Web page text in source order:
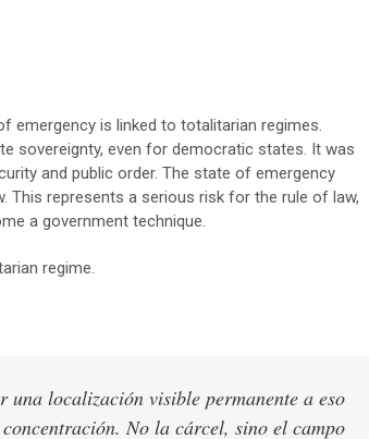
emergency is linked to totalitarian regimes.
sovereignty, even for democratic states. It was
and public order. The state of emergency
represents a serious risk for the rule of law,
a government technique.
regime.
una localización visible permanente a eso
No la cárcel, sino el campo